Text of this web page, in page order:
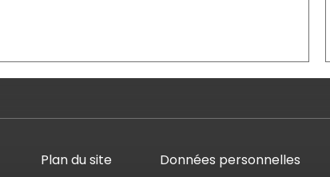
Plan du site Données personnelles